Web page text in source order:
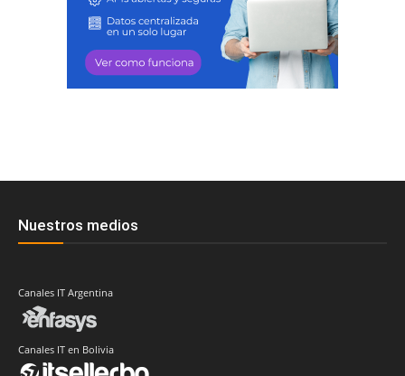
Nuestros medios
Canales IT Argentina
Canales IT en Bolivia